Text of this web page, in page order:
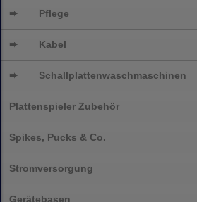
➨ Pflege
➨ Kabel
➨ Schallplattenwaschmaschinen
Plattenspieler Zubehör
Spikes, Pucks & Co.
Stromversorgung
Gerätebasen